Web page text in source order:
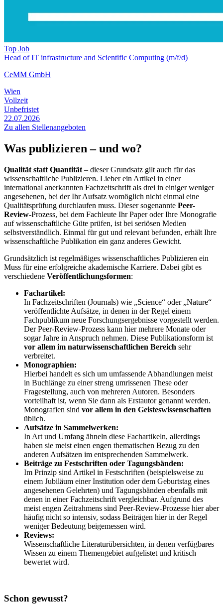
Top Job
Head of IT infrastructure and Scientific Computing (m/f/d)
CeMM GmbH
Wien
Vollzeit
Unbefristet
22.07.2026
Zu allen Stellenangeboten
Was publizieren – und wo?
Qualität statt Quantität – dieser Grundsatz gilt auch für das
wissenschaftliche Publizieren. Lieber ein Artikel in einer
international anerkannten Fachzeitschrift als drei in einiger weniger
angesehenen, bei der Ihr Aufsatz womöglich nicht einmal eine
Qualitätsprüfung durchlaufen muss. Dieser sogenannte Peer-
Review-Prozess, bei dem Fachleute Ihr Paper oder Ihre Monografie
auf wissenschaftliche Güte prüfen, ist bei seriösen Medien
selbstverständlich. Einmal für gut und relevant befunden, erhält Ihre
wissenschaftliche Publikation ein ganz anderes Gewicht.
Grundsätzlich ist regelmäßiges wissenschaftliches Publizieren ein
Muss für eine erfolgreiche akademische Karriere. Dabei gibt es
verschiedene Veröffentlichungsformen:
Fachartikel:
In Fachzeitschriften (Journals) wie „Science“ oder „Nature“
veröffentlichte Aufsätze, in denen in der Regel einem
Fachpublikum neue Forschungsergebnisse vorgestellt werden.
Der Peer-Review-Prozess kann hier mehrere Monate oder
sogar Jahre in Anspruch nehmen. Diese Publikationsform ist
vor allem im naturwissenschaftlichen Bereich sehr
verbreitet.
Monographien:
Hierbei handelt es sich um umfassende Abhandlungen meist
in Buchlänge zu einer streng umrissenen These oder
Fragestellung, auch von mehreren Autoren. Besonders
vorteilhaft ist, wenn Sie dann als Erstautor genannt werden.
Monografien sind vor allem in den Geisteswissenschaften
üblich.
Aufsätze in Sammelwerken:
In Art und Umfang ähneln diese Fachartikeln, allerdings
haben sie meist einen engen thematischen Bezug zu den
anderen Aufsätzen im entsprechenden Sammelwerk.
Beiträge zu Festschriften oder Tagungsbänden:
Im Prinzip sind Artikel in Festschriften (beispielsweise zu
einem Jubiläum einer Institution oder dem Geburtstag eines
angesehenen Gelehrten) und Tagungsbänden ebenfalls mit
denen in einer Fachzeitschrift vergleichbar. Aufgrund des
meist engen Zeitrahmens sind Peer-Review-Prozesse hier aber
häufig nicht so intensiv, sodass Beiträgen hier in der Regel
weniger Bedeutung beigemessen wird.
Reviews:
Wissenschaftliche Literaturübersichten, in denen verfügbares
Wissen zu einem Themengebiet aufgelistet und kritisch
bewertet wird.
Schon gewusst?